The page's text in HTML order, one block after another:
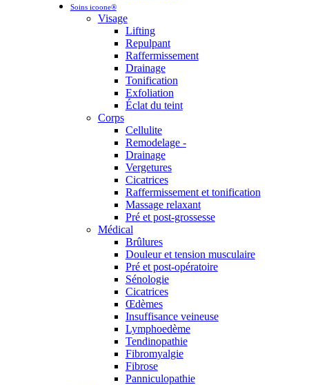
Soins icoone®
Visage
Lifting
Repulpant
Raffermissement
Drainage
Tonification
Exfoliation
Éclat du teint
Corps
Cellulite
Remodelage -
Drainage
Vergetures
Cicatrices
Raffermissement et tonification
Massage relaxant
Pré et post-grossesse
Médical
Brûlures
Douleur et tension musculaire
Pré et post-opératoire
Sénologie
Cicatrices
Œdèmes
Insuffisance veineuse
Lymphoedème
Tendinopathie
Fibromyalgie
Fibrose
Panniculopathie